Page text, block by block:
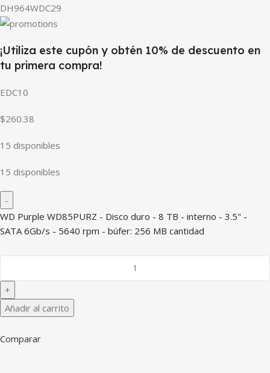
DH964WDC29
¡Utiliza este cupón y obtén 10% de descuento en
tu primera compra!
EDC10
$260.38
15 disponibles
15 disponibles
WD Purple WD85PURZ - Disco duro - 8 TB - interno - 3.5" -
SATA 6Gb/s - 5640 rpm - búfer: 256 MB cantidad
Añadir al carrito
Comparar